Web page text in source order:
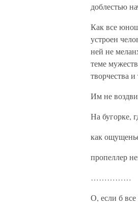
доблестью
Как все
устроен
ней не
теме
творчества и
Им не
На бугорке,
как
пропеллер
……………
О, если б